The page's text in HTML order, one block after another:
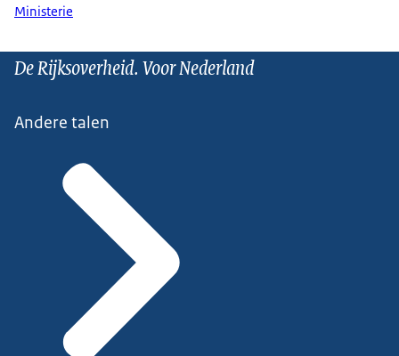
Ministerie
De Rijksoverheid. Voor Nederland
Andere talen